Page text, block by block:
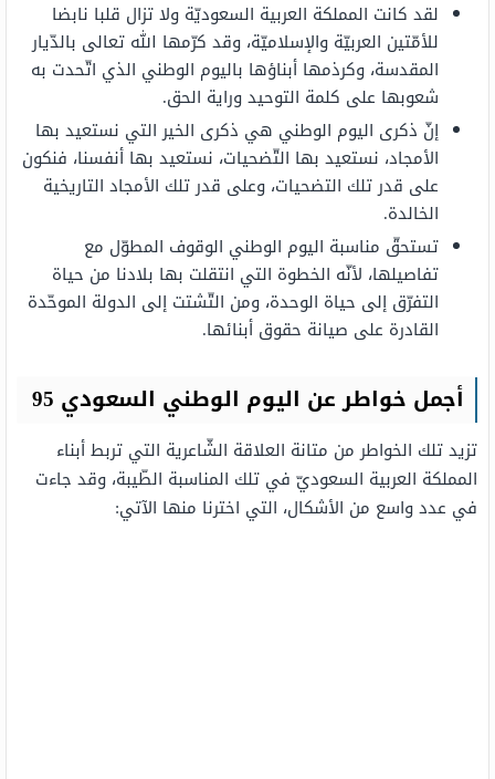
لقد كانت المملكة العربية السعوديّة ولا تزال قلبا نابضا
للأمّتين العربيّة والإسلاميّة، وقد كرّمها الله تعالى بالدّيار
المقدسة، وكرذمها أبناؤها باليوم الوطني الذي اتّحدت به
شعوبها على كلمة التوحيد وراية الحق.
إنّ ذكرى اليوم الوطني هي ذكرى الخير التي نستعيد بها
الأمجاد، نستعيد بها التّضحيات، نستعيد بها أنفسنا، فنكون
على قدر تلك التضحيات، وعلى قدر تلك الأمجاد التاريخية
الخالدة.
تستحقّ مناسبة اليوم الوطني الوقوف المطوّل مع
تفاصيلها، لأنّه الخطوة التي انتقلت بها بلادنا من حياة
التفرّق إلى حياة الوحدة، ومن التّشتت إلى الدولة الموحّدة
القادرة على صيانة حقوق أبنائها.
أجمل خواطر عن اليوم الوطني السعودي 95
تزيد تلك الخواطر من متانة العلاقة الشّاعرية التي تربط أبناء
المملكة العربية السعوديّ في تلك المناسبة الطّيبة، وقد جاءت
في عدد واسع من الأشكال، التي اخترنا منها الآتي: